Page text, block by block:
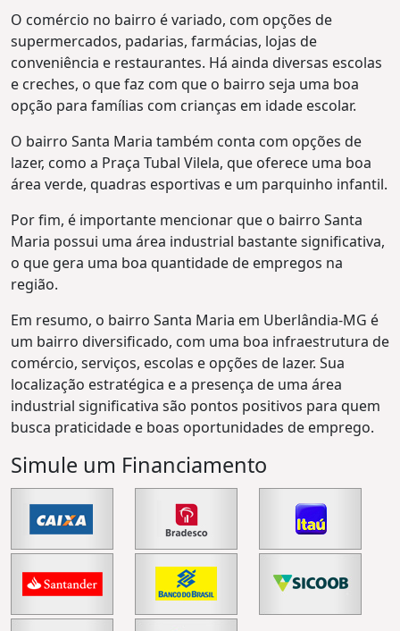
O comércio no bairro é variado, com opções de
supermercados, padarias, farmácias, lojas de
conveniência e restaurantes. Há ainda diversas escolas
e creches, o que faz com que o bairro seja uma boa
opção para famílias com crianças em idade escolar.
O bairro Santa Maria também conta com opções de
lazer, como a Praça Tubal Vilela, que oferece uma boa
área verde, quadras esportivas e um parquinho infantil.
Por fim, é importante mencionar que o bairro Santa
Maria possui uma área industrial bastante significativa,
o que gera uma boa quantidade de empregos na
região.
Em resumo, o bairro Santa Maria em Uberlândia-MG é
um bairro diversificado, com uma boa infraestrutura de
comércio, serviços, escolas e opções de lazer. Sua
localização estratégica e a presença de uma área
industrial significativa são pontos positivos para quem
busca praticidade e boas oportunidades de emprego.
Simule um Financiamento